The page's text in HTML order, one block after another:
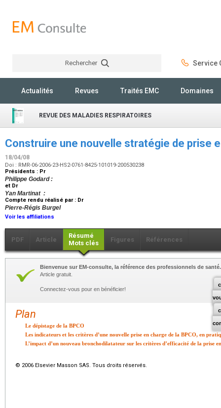
Rechercher Service
Actualités Revues Traités EMC Domaines
REVUE DES MALADIES RESPIRATOIRES
Construire une nouvelle stratégie de prise
18/04/08
Doi : RMR-06-2006-23-HS2-0761-8425-101019-200530238
Présidents : Pr
Philippe Godard :
et Dr
Yan Martinat :
Compte rendu réalisé par : Dr
Pierre-Régis Burgel
Voir les affiliations
PDF Article
Résumé
Mots clés
Figures Références
Bienvenue sur EM-consulte, la référence des professionnels de santé.
Article gratuit.
Connectez-vous pour en bénéficier!
Plan
Le dépistage de la BPCO
Les indicateurs et les critères d’une nouvelle prise en charge de la BPCO, en
L’impact d’un nouveau bronchodilatateur sur les critères d’efficacité de la prise
© 2006 Elsevier Masson SAS. Tous droits réservés.